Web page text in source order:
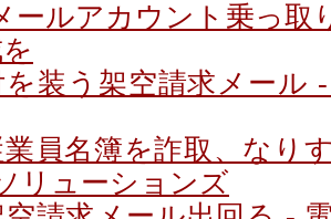
ールアカウント乗っ取
装う架空請求メール -
員名簿を詐取、なり
リューションズ